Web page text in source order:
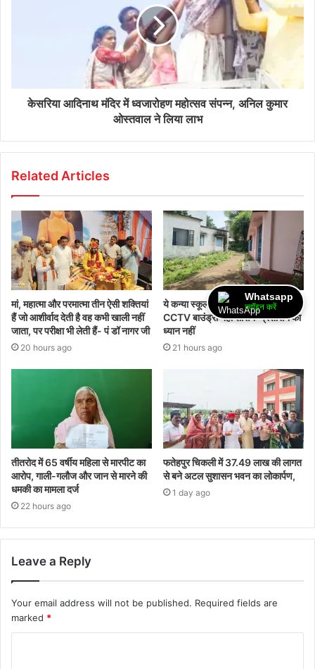
केसरिया आदिनाथ मंदिर में ध्वजारोहण महोत्सव संपन्न, अनिल कुमार
ओस्तवाल ने लिया लाभ
Related Articles
मां, महात्मा और परमात्मा तीन ऐसी शक्तियां
हैं जो आशीर्वाद देती है वह कभी खाली नहीं
जाता, पर परीक्षा भी लेती हैं- पं डॉ नागर जी
20 hours ago
ये कन्या स्कूल है लेकिन कोई सुरक्षा गार्ड
CCTV बाउंड्री नहीं शासन-प्रशासन का
ध्यान नहीं
21 hours ago
तीतरोद में 65 वर्षीय महिला से मारपीट का
आरोप, गाली-गलौज और जान से मारने की
धमकी का मामला दर्ज
22 hours ago
फतेहपुर चिकली में 37.49 लाख की लागत
से बने अटल सुशासन भवन का लोकार्पण,
1 day ago
Leave a Reply
Your email address will not be published. Required fields are
marked *
Whatsapp
ज्वॉइन करें